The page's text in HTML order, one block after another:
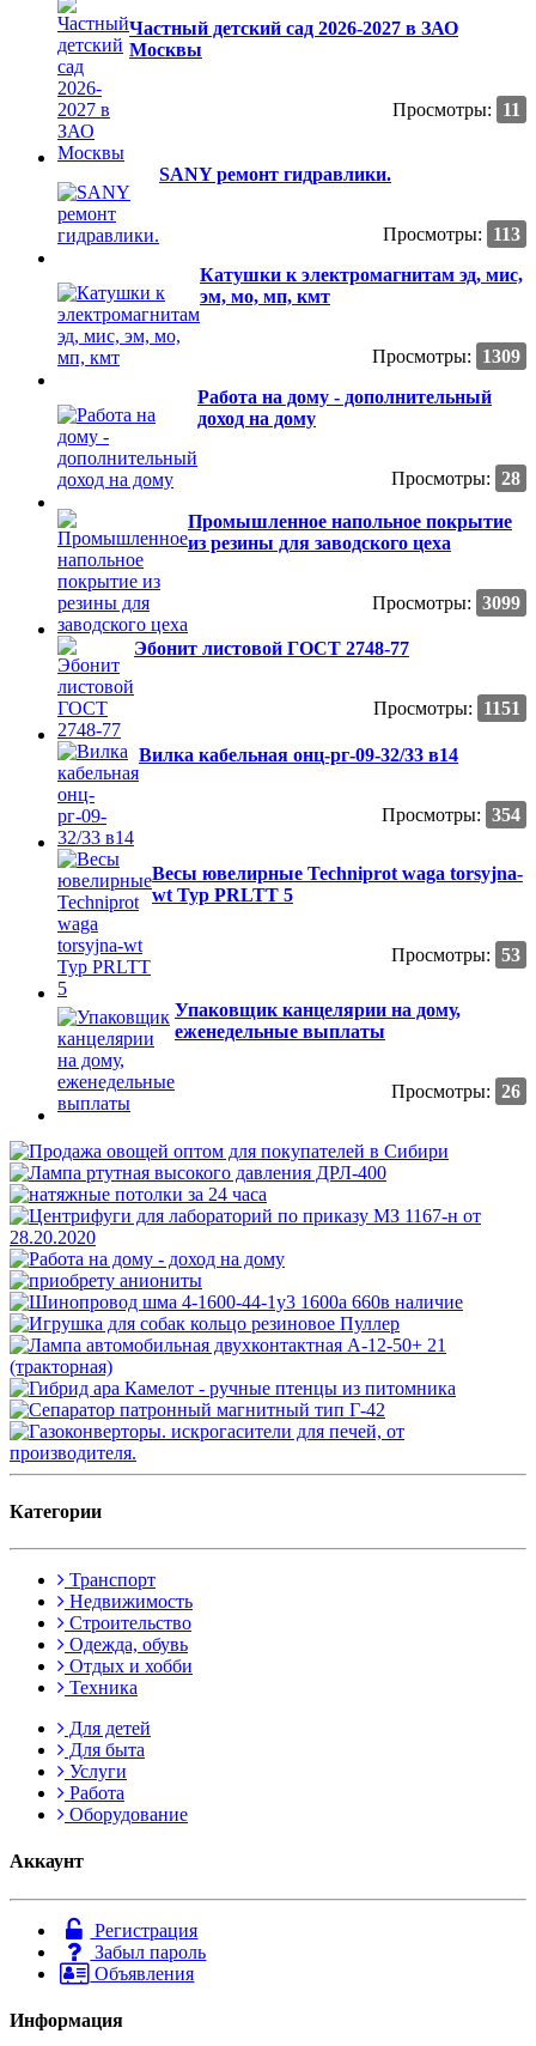
Частный детский сад 2026-2027 в ЗАО
Москвы
Просмотры: 11
SANY ремонт гидравлики.
Просмотры:
113
Катушки к электромагнитам эд, мис,
эм, мо, мп, кмт
Просмотры:
1309
Работа на дому - дополнительный
доход на дому
Просмотры: 28
Промышленное напольное покрытие
из резины для заводского цеха
Просмотры: 3099
Эбонит листовой ГОСТ 2748-77
Просмотры: 1151
Вилка кабельная онц-рг-09-32/33 в14
Просмотры: 354
Весы ювелирные Techniprot waga torsyjna-
wt Typ PRLTT 5
Просмотры: 53
Упаковщик канцелярии на дому,
еженедельные выплаты
Просмотры: 26
Категории
Транспорт
Недвижимость
Строительство
Одежда, обувь
Отдых и хобби
Техника
Для детей
Для быта
Услуги
Работа
Оборудование
Аккаунт
Регистрация
Забыл пароль
Объявления
Информация